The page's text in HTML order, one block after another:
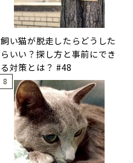
飼い猫が脱走したらどうした
らいい？探し方と事前にでき
る対策とは？ #48